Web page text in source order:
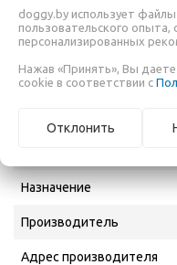
Disodium Lauryl
Glycerin, Parfum,
Назначение
Производитель
Адрес производителя
doggy.by использует
пользовательского опыта,
персонализированных
Нажав «Принять», Вы
cookie в соответствии с
Отклонить